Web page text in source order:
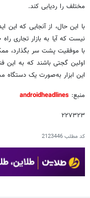
مختلف را ردیابی کند.
با این حال، از آنجایی که این
نیست که آیا به بازار تجاری
اولین گجتی باشند که به این
این ابزار به‌صورت یک
منبع: androidheadlines
۲۲۷۳۲۳
کد مطلب2123446